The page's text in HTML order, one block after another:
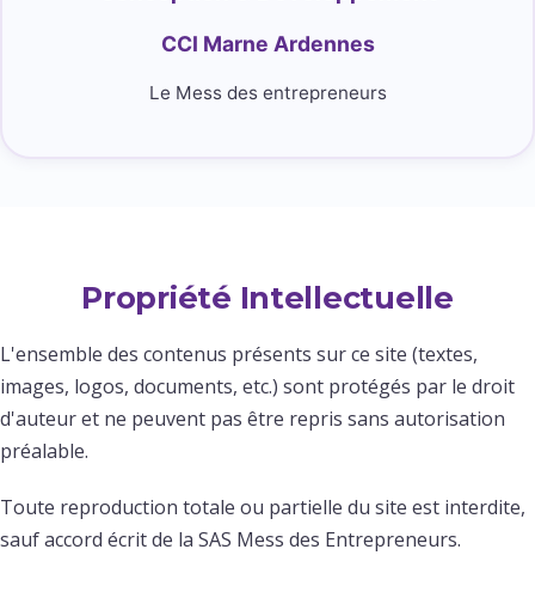
CCI Marne Ardennes
Le Mess des entrepreneurs
Propriété Intellectuelle
L'ensemble des contenus présents sur ce site (textes,
images, logos, documents, etc.) sont protégés par le droit
d'auteur et ne peuvent pas être repris sans autorisation
préalable.
Toute reproduction totale ou partielle du site est interdite,
sauf accord écrit de la SAS Mess des Entrepreneurs.